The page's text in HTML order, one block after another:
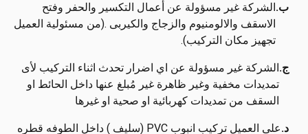
ب. الشركة غير مسؤولة عن أعمال التكسير والحفر وفتح
الاسقف والالومنيوم والزجاج والكيربى .(من مسئولية العميل
تجهيز مكان التركيب).
ج. الشركة غير مسؤولة عن اي اضرار تحدث اثناء التركيب لأى
تمديدات مخفية وغير ظاهرة غير مُبلغ عنها داخل الحائط او
السقف من تمديدات كهربائية او صحية او غيرها
د.
على العميل تركيب انبوب PVC (سليف ) داخل الطوفه قطره